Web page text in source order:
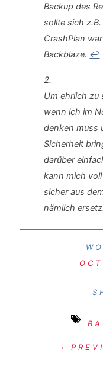
Backup des
sollte sich
CrashPlan
Backblaze. ↩︎
Um ehrlich zu
wenn ich im
denken muss
Sicherheit
darüber
kann mich
sicher aus
nämlich
‹